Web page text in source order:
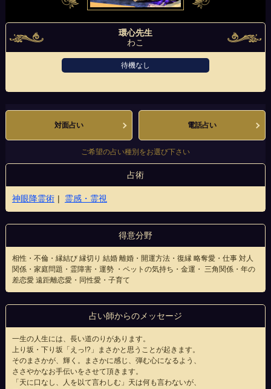
環心先生
わこ
待機なし
対面占い 電話占い
ご希望の占い種別をお選び下さい
占術
神眼降霊術 霊感・霊視
得意分野
相性・不倫・縁結び 縁切り 結婚 離婚・開運方法・復縁 略奪愛・仕事 対人
関係・家庭問題・霊障害・運勢 ・ペットの気持ち・金運・ 三角関係・年の
差恋愛 遠距離恋愛・同性愛・子育て
占い師からのメッセージ
一生の人生には、長い道のりがあります。
上り坂・下り坂「えっ!?」まさかと思うことが起きます。
そのまさかが、輝く。まさかに感じ、弾む心になるよう、
ささやかなお手伝いをさせて頂きます。
「天に口なし、人を以て言わしむ」天は何も言わないが、